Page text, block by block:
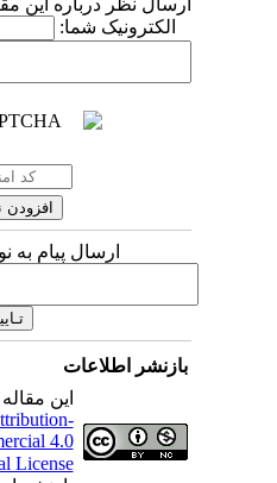
ارسال نظر درباره این
الکترونیک شما:
ارسال پیام به
بازنشر اطلاعات
این
4.0
License